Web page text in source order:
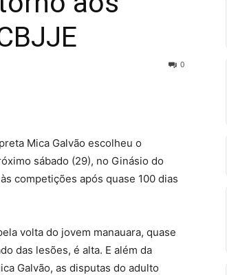
0
Mica Galvão escolheu o
sábado (29), no Ginásio do
competições após quase 100 dias
volta do jovem manauara, quase
das lesões, é alta. E além da
Galvão, as disputas do adulto